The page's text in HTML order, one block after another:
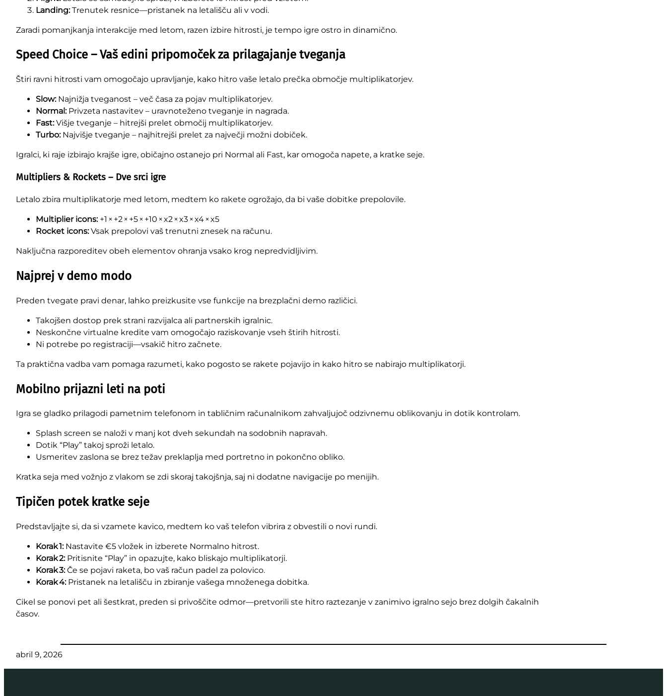
Landing:Trenutek resnice—pristanek na letališču ali v vodi.
Zaradi pomanjkanja interakcije med letom, razen izbire hitrosti, je tempo igre ostro in dinamično.
Speed Choice – Vaš edini pripomoček za prilagajanje tveganja
Štiri ravni hitrosti vam omogočajo upravljanje, kako hitro vaše letalo prečka območje multiplikatorjev.
Slow:Najnižja tveganost – več časa za pojav multiplikatorjev.
Normal:Privzeta nastavitev – uravnoteženo tveganje in nagrada.
Fast:Višje tveganje – hitrejši prelet območij multiplikatorjev.
Turbo:Najvišje tveganje – najhitrejši prelet za največji možni dobiček.
Igralci, ki raje izbirajo krajše igre, običajno ostanejo pri Normal ali Fast, kar omogoča napete, a kratke seje.
Multipliers & Rockets – Dve srci igre
Letalo zbira multiplikatorje med letom, medtem ko rakete ogrožajo, da bi vaše dobitke prepolovile.
Multiplier icons:+1 × +2 × +5 × +10 × x2 × x3 × x4 × x5
Rocket icons:Vsak prepolovi vaš trenutni znesek na računu.
Naključna razporeditev obeh elementov ohranja vsako krog nepredvidljivim.
Najprej v demo modo
Preden tvegate pravi denar, lahko preizkusite vse funkcije na brezplačni demo različici.
Takojšen dostop prek strani razvijalca ali partnerskih igralnic.
Neskončne virtualne kredite vam omogočajo raziskovanje vseh štirih hitrosti.
Ni potrebe po registraciji—vsakič hitro začnete.
Ta praktična vadba vam pomaga razumeti, kako pogosto se rakete pojavijo in kako hitro se nabirajo multiplikatorji.
Mobilno prijazni leti na poti
Igra se gladko prilagodi pametnim telefonom in tabličnim računalnikom zahvaljujoč odzivnemu oblikovanju in dotik kontrolam.
Splash screen se naloži v manj kot dveh sekundah na sodobnih napravah.
Dotik “Play” takoj sproži letalo.
Usmeritev zaslona se brez težav preklaplja med portretno in pokončno obliko.
Kratka seja med vožnjo z vlakom se zdi skoraj takojšnja, saj ni dodatne navigacije po menijih.
Tipičen potek kratke seje
Predstavljajte si, da si vzamete kavico, medtem ko vaš telefon vibrira z obvestili o novi rundi.
Korak 1:Nastavite €5 vložek in izberete Normalno hitrost.
Korak 2:Pritisnite “Play” in opazujte, kako bliskajo multiplikatorji.
Korak 3:Če se pojavi raketa, bo vaš račun padel za polovico.
Korak 4:Pristanek na letališču in zbiranje vašega množenega dobitka.
Cikel se ponovi pet ali šestkrat, preden si privoščite odmor—pretvorili ste hitro raztezanje v zanimivo igralno sejo brez dolgih čakalnih
časov.
abril 9, 2026